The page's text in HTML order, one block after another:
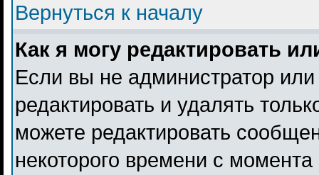
Вернуться к началу
Как я могу редактировать
Если вы не администратор
редактировать и удалять
можете редактировать
некоторого времени с